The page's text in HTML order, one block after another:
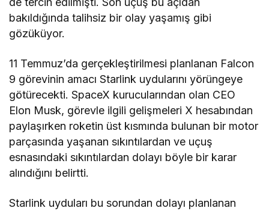
bakıldığında talihsiz bir olay yaşamış gibi
gözüküyor.
11 Temmuz’da gerçekleştirilmesi planlanan Falcon
9 görevinin amacı Starlink uydularını yörüngeye
götürecekti. SpaceX kurucularından olan CEO
Elon Musk, görevle ilgili gelişmeleri X hesabından
paylaşırken roketin üst kısmında bulunan bir motor
parçasında yaşanan sıkıntılardan ve uçuş
esnasındaki sıkıntılardan dolayı böyle bir karar
alındığını belirtti.
Starlink uyduları bu sorundan dolayı planlanan